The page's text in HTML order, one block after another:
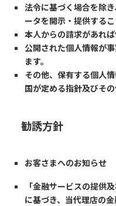
法令に基づく場合を除
ータを開示・提供するこ
本人からの請求があれば
公開された個人情報が
ます。
その他、保有する個人
国が定める指針及びそ
勧誘方針
お客さまへのお知らせ
「金融サービスの提供
に基づき、当代理店の